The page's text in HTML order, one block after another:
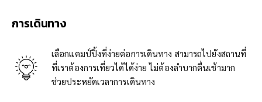
การเดินทาง
เลือกแคมป์ปิ้งที่ง่ายต่อการเดินทาง สามารถไปยังสถานที่
ที่เราต้องการเที่ยวได้ได้ง่าย ไม่ต้องลำบากตื่นเช้ามาก
ช่วยประหยัดเวลาการเดินทาง